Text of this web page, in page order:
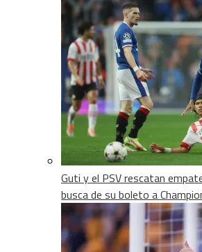
Guti y el PSV rescatan
busca de su boleto a